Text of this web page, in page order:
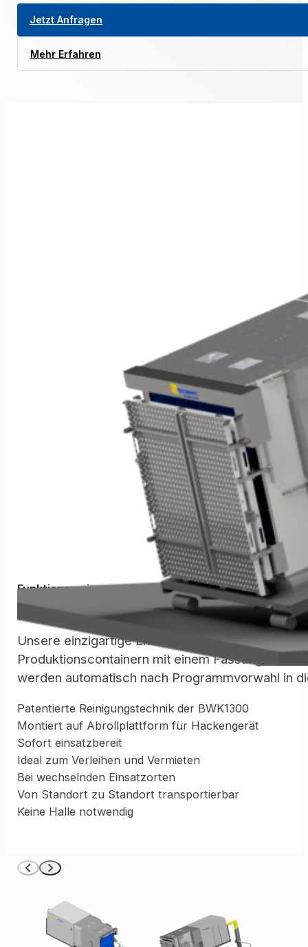
Jetzt Anfragen
Mehr Erfahren
Funktionsweise
Die Technik der BWK Container
Unsere einzigartige Entwicklung im Bereich der
Produktionscontainern mit einem
werden automatisch nach Programmvorwahl in
Patentierte Reinigungstechnik der BWK1300
Montiert auf Abrollplattform für Hackengerät
Sofort einsatzbereit
Ideal zum Verleihen und Vermieten
Bei wechselnden Einsatzorten
Von Standort zu Standort transportierbar
Keine Halle notwendig